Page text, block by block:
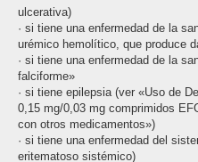
ulcerativa)
· si tiene una enfermedad de la
urémico hemolítico, que produce
· si tiene una enfermedad de la
falciforme»
· si tiene epilepsia (ver «Uso de
0,15 mg/0,03 mg comprimidos
con otros medicamentos»)
· si tiene una enfermedad del
eritematoso sistémico)